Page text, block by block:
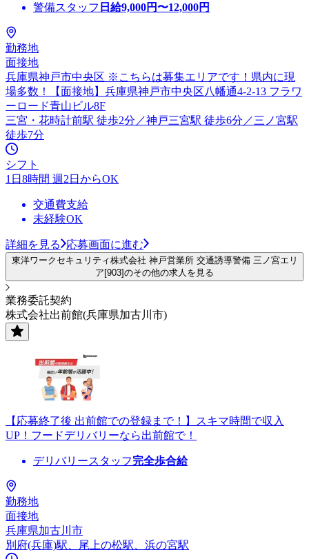
警備スタッフ 日給9,000円〜12,000円
勤務地
面接地
兵庫県神戸市中央区 ※こちらは募集エリアです！県内に現
場多数！【面接地】兵庫県神戸市中央区八幡通4-2-13 フラワ
ーロード青山ビル8F
三宮・花時計前駅 徒歩2分／神戸三宮駅 徒歩6分／三ノ宮駅
徒歩7分
シフト
1日8時間 週2日からOK
交通費支給
未経験OK
詳細を見る 応募画面に進む
東洋ワークセキュリティ株式会社 神戸営業所 交通誘導警備 三ノ宮エリ
ア[903]のその他の求人を見る
業務委託契約
株式会社出前館(兵庫県加古川市)
【応募終了後 出前館での登録まで！】スキマ時間で収入
UP！フードデリバリーなら出前館で！
デリバリースタッフ完全歩合給
勤務地
面接地
兵庫県加古川市
別府(兵庫)駅、尾上の松駅、浜の宮駅